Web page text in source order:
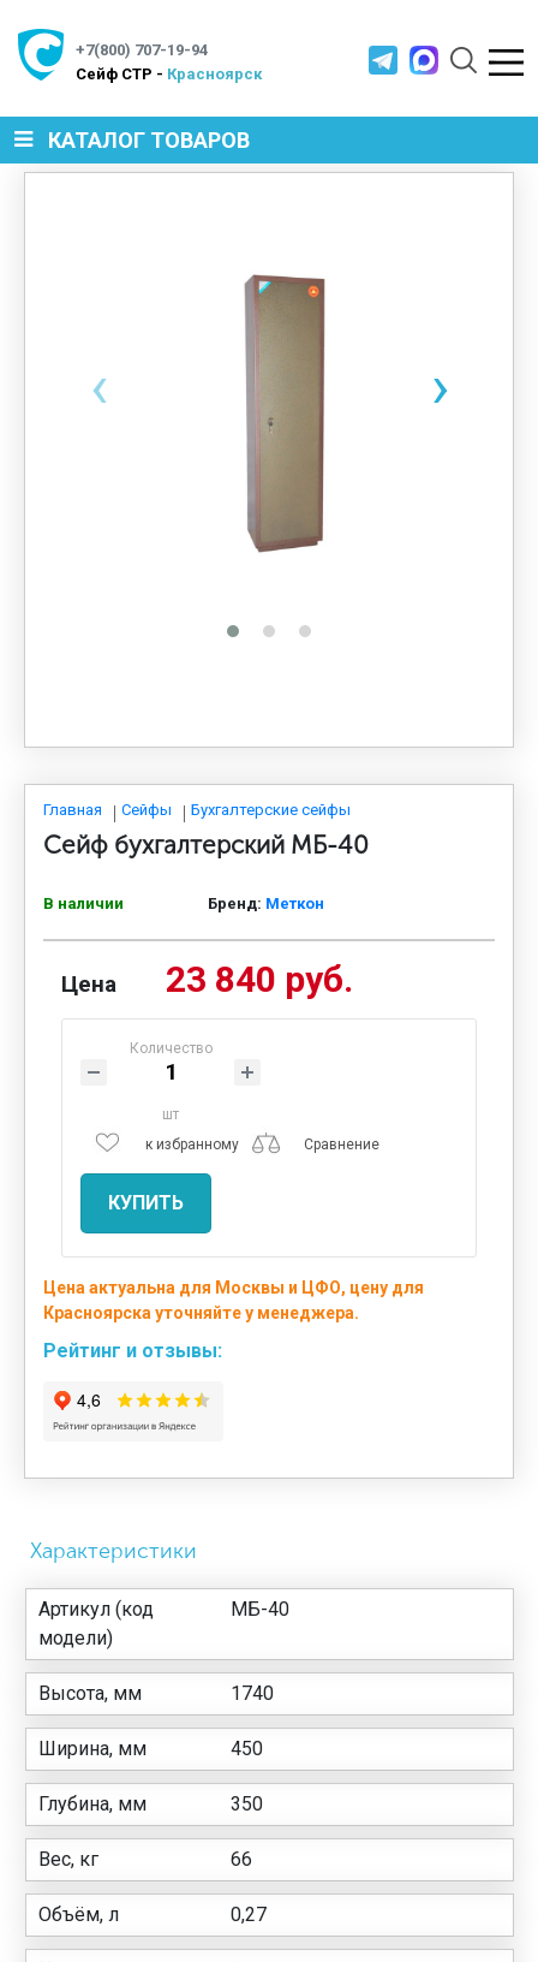
+7(800) 707-19-94
Cейф СТР - Красноярск
КАТАЛОГ ТОВАРОВ
МЕТАЛЛИЧЕСКАЯ МЕБЕЛЬ
МЕДИЦИНСКАЯ МЕБЕЛЬ
СИСТЕМЫ ХРАНЕНИЯ
МЕБЕЛЬ ДЛЯ ДОМА
СТАЛЬНЫЕ ДВЕРИ
‹ ›
Главная Сейфы Бухгалтерские сейфы
Сейф бухгалтерский МБ-40
В наличии Бренд: Меткон
Цена 23 840 руб.
Количество
шт
к избранному
Сравнение
КУПИТЬ
Цена актуальна для Москвы и ЦФО, цену для
Красноярска уточняйте у менеджера.
Рейтинг и отзывы:
Характеристики
Артикул (код
модели)
МБ-40
Высота, мм 1740
Ширина, мм 450
Глубина, мм 350
Вес, кг 66
Объём, л 0,27